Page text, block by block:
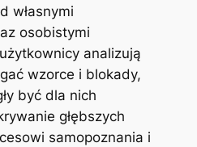
własnymi
osobistymi
analizują
wzorce i blokady,
być dla nich
głębszych
samopoznania i